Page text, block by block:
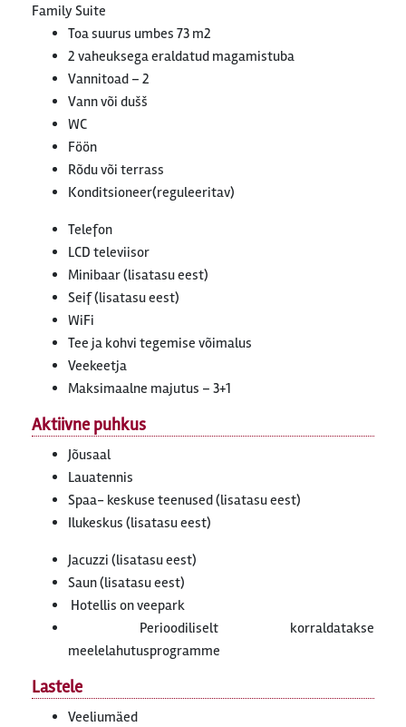
Family Suite
Toa suurus umbes 73 m2
2 vaheuksega eraldatud magamistuba
Vannitoad – 2
Vann või dušš
WC
Föön
Rõdu või terrass
Konditsioneer(reguleeritav)
Telefon
LCD televiisor
Minibaar (lisatasu eest)
Seif (lisatasu eest)
WiFi
Tee ja kohvi tegemise võimalus
Veekeetja
Maksimaalne majutus – 3+1
Aktiivne puhkus
Jõusaal
Lauatennis
Spaa- keskuse teenused (lisatasu eest)
Ilukeskus (lisatasu eest)
Jacuzzi (lisatasu eest)
Saun (lisatasu eest)
Hotellis on veepark
Perioodiliselt korraldatakse
meelelahutusprogramme
Lastele
Veeliumäed